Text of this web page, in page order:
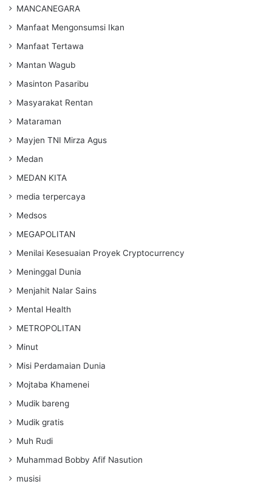
MANCANEGARA
Manfaat Mengonsumsi Ikan
Manfaat Tertawa
Mantan Wagub
Masinton Pasaribu
Masyarakat Rentan
Mataraman
Mayjen TNI Mirza Agus
Medan
MEDAN KITA
media terpercaya
Medsos
MEGAPOLITAN
Menilai Kesesuaian Proyek Cryptocurrency
Meninggal Dunia
Menjahit Nalar Sains
Mental Health
METROPOLITAN
Minut
Misi Perdamaian Dunia
Mojtaba Khamenei
Mudik bareng
Mudik gratis
Muh Rudi
Muhammad Bobby Afif Nasution
musisi